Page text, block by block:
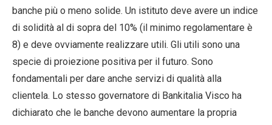
banche più o meno solide. Un istituto deve avere un indice
di solidità al di sopra del 10% (il minimo regolamentare è
8) e deve ovviamente realizzare utili. Gli utili sono una
specie di proiezione positiva per il futuro. Sono
fondamentali per dare anche servizi di qualità alla
clientela. Lo stesso governatore di Bankitalia Visco ha
dichiarato che le banche devono aumentare la propria